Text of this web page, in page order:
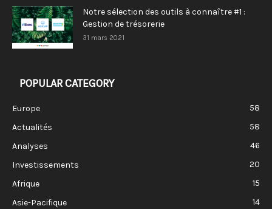
Notre sélection des outils à connaître #1 :
Gestion de trésorerie
31 mars 2021
POPULAR CATEGORY
Europe
58
Actualités
58
Analyses
46
Investissements
20
Afrique
15
Asie-Pacifique
14